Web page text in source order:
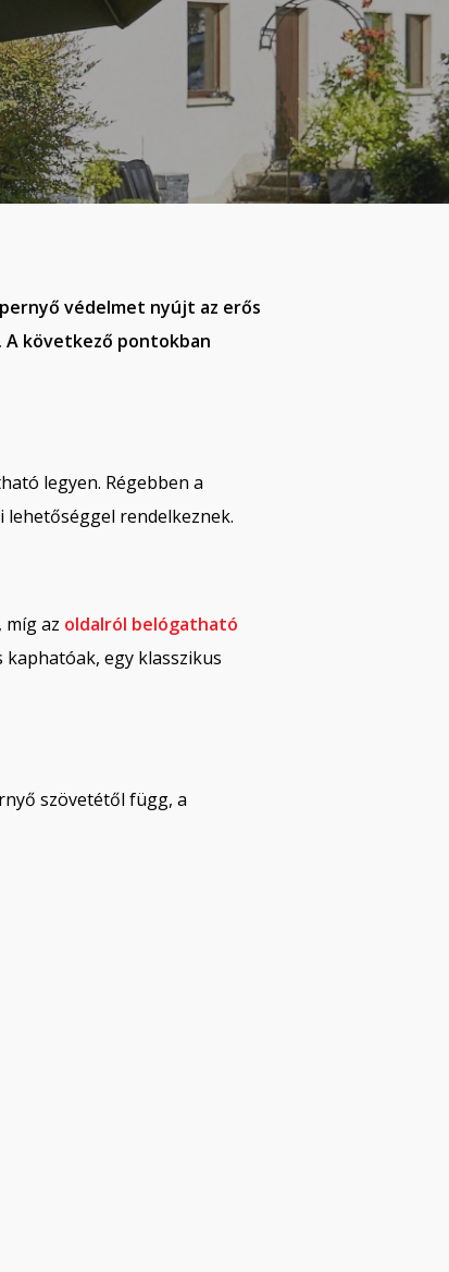
védelmet nyújt az erős
A következő pontokban
legyen. Régebben a
rendelkeznek.
az oldalról belógatható
egy klasszikus
szövetétől függ, a